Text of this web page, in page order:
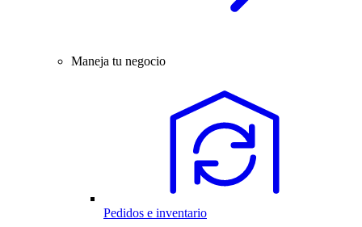
Maneja tu negocio
Pedidos e inventario